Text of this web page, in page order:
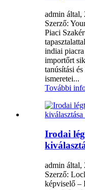
admin által,
Szerző:
Piaci
indiai
importőrt
tanúsítási
ismeretei...
További
Irodai
admin által,
Szerző:
képviselő –